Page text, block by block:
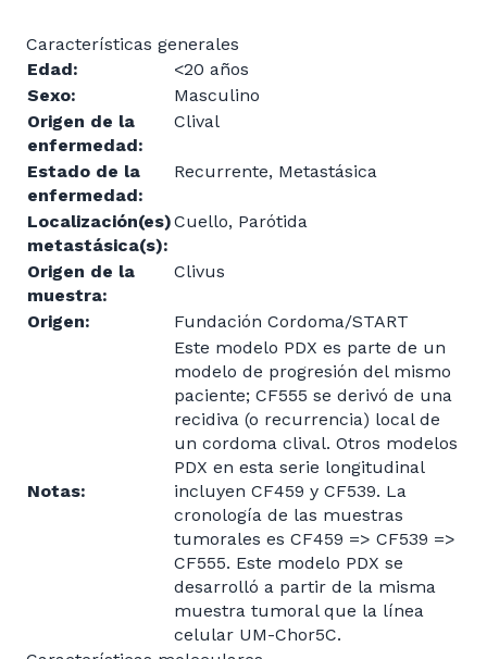
Características generales
Edad:
<20 años
Sexo:
Masculino
Origen de la
enfermedad:
Clival
Estado de la
enfermedad:
Recurrente, Metastásica
Localización(es)
metastásica(s):
Cuello, Parótida
Origen de la
muestra:
Clivus
Origen: Fundación Cordoma/START
Notas:
Este modelo PDX es parte de un
modelo de progresión del mismo
paciente; CF555 se derivó de una
recidiva (o recurrencia) local de
un cordoma clival. Otros modelos
PDX en esta serie longitudinal
incluyen CF459 y CF539. La
cronología de las muestras
tumorales es CF459 => CF539 =>
CF555. Este modelo PDX se
desarrolló a partir de la misma
muestra tumoral que la línea
celular UM-Chor5C.